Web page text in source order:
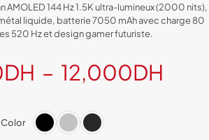
AMOLED 144 Hz 1.5K ultra-lumineux (2000 nits),
liquide, batterie 7050 mAh avec charge 80
520 Hz et design gamer futuriste.
DH – 12,000DH
Color